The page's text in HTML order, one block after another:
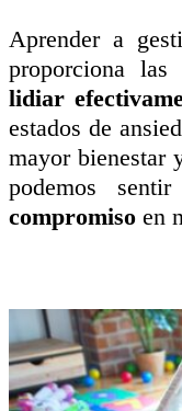
Aprender a
proporciona las
lidiar
estados de
mayor bienestar
podemos
compromiso en